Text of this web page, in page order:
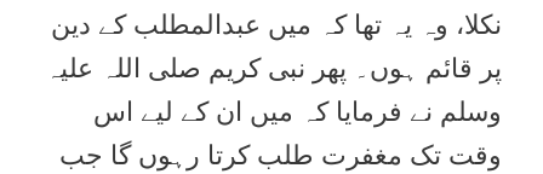
نکلا، وہ یہ تھا کہ میں عبدالمطلب کے دین
پر قائم ہوں۔ پھر نبی کریم صلی اللہ علیہ
وسلم نے فرمایا کہ میں ان کے لیے اس
وقت تک مغفرت طلب کرتا رہوں گا جب